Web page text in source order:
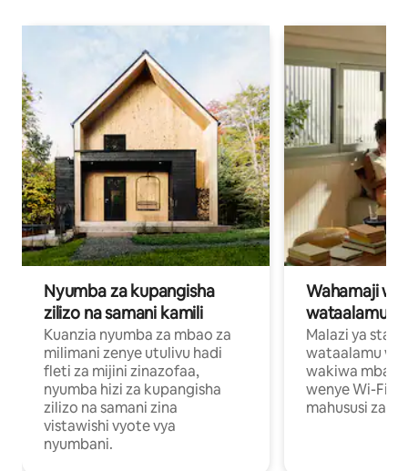
Nyumba za kupangisha
zilizo na samani kamili
Kuanzia nyumba za mbao za
milimani zenye utulivu hadi
fleti za mijini zinazofaa,
nyumba hizi za kupangisha
zilizo na samani zina
vistawishi vyote vya
nyumbani.
Wahamaji
wataalamu
Malazi ya
wataalamu
wakiwa mbali
wenye Wi-Fi
mahususi za